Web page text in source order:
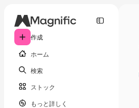
作成
ホーム
検索
ストック
もっと詳しく